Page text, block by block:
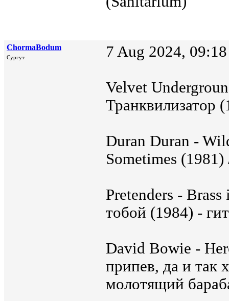
ChormaBodum
Сургут 7 Aug 2024, 09:18
Velvet
Транквилизатор
Duran Duran -
Sometimes
Pretenders -
тобой (1984) -
David Bowie -
припев, да и так
молотящий